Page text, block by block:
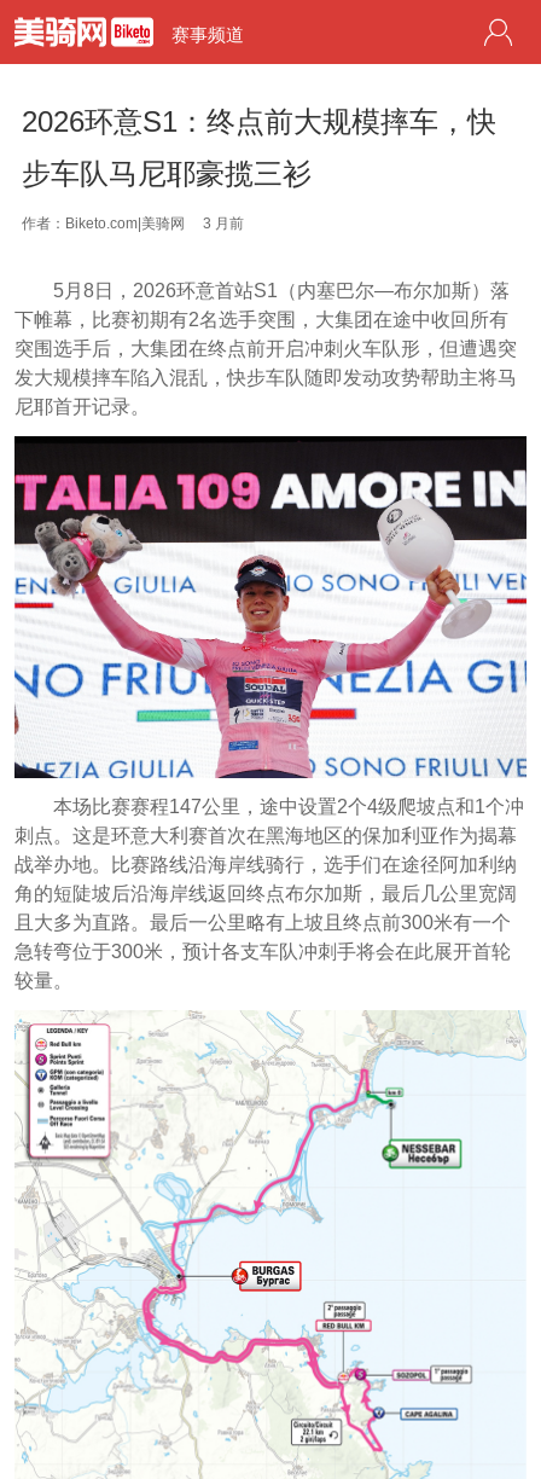
赛事频道
2026环意S1：终点前大规模摔车，快
步车队马尼耶豪揽三衫
作者：Biketo.com|美骑网 3 月前
5月8日，2026环意首站S1（内塞巴尔—布尔加斯）落
下帷幕，比赛初期有2名选手突围，大集团在途中收回所有
突围选手后，大集团在终点前开启冲刺火车队形，但遭遇突
发大规模摔车陷入混乱，快步车队随即发动攻势帮助主将马
尼耶首开记录。
本场比赛赛程147公里，途中设置2个4级爬坡点和1个冲
刺点。这是环意大利赛首次在黑海地区的保加利亚作为揭幕
战举办地。比赛路线沿海岸线骑行，选手们在途径阿加利纳
角的短陡坡后沿海岸线返回终点布尔加斯，最后几公里宽阔
且大多为直路。最后一公里略有上坡且终点前300米有一个
急转弯位于300米，预计各支车队冲刺手将会在此展开首轮
较量。